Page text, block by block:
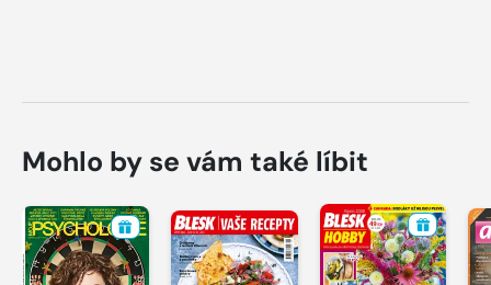
Mohlo by se vám také líbit